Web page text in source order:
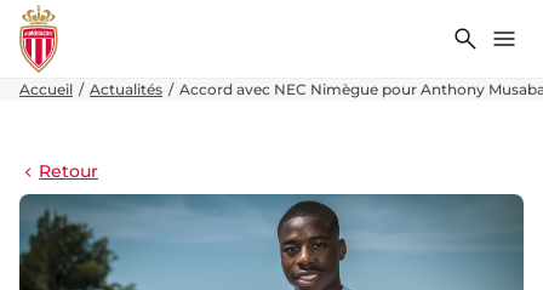
Accueil Actualités Accord avec NEC Nimègue pour Anthony
Retour